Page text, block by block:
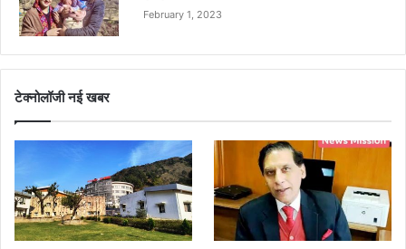
February 1, 2023
टेक्नोलॉजी नई खबर